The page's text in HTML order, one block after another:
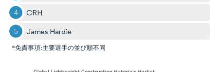
CRH
James Hardie
*免責事項:主要選手の並び順不同